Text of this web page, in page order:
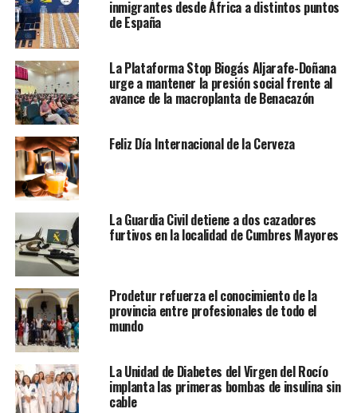
inmigrantes desde África a distintos puntos
de España
La Plataforma Stop Biogás Aljarafe-Doñana
urge a mantener la presión social frente al
avance de la macroplanta de Benacazón
Feliz Día Internacional de la Cerveza
La Guardia Civil detiene a dos cazadores
furtivos en la localidad de Cumbres Mayores
Prodetur refuerza el conocimiento de la
provincia entre profesionales de todo el
mundo
La Unidad de Diabetes del Virgen del Rocío
implanta las primeras bombas de insulina sin
cable